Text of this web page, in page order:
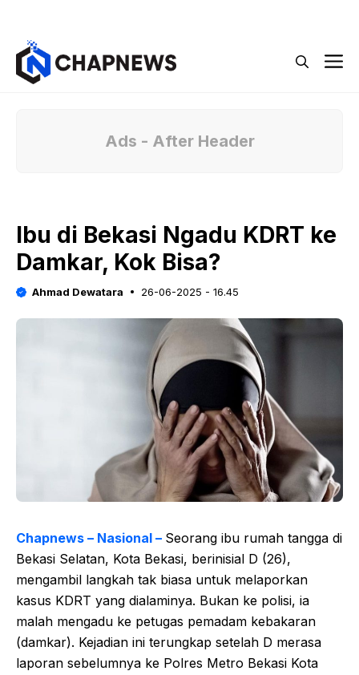
Ads - After Header
Ibu di Bekasi Ngadu KDRT ke
Damkar, Kok Bisa?
Ahmad Dewatara 26-06-2025 - 16.45
Chapnews – Nasional – Seorang ibu rumah tangga di
Bekasi Selatan, Kota Bekasi, berinisial D (26),
mengambil langkah tak biasa untuk melaporkan
kasus KDRT yang dialaminya. Bukan ke polisi, ia
malah mengadu ke petugas pemadam kebakaran
(damkar). Kejadian ini terungkap setelah D merasa
laporan sebelumnya ke Polres Metro Bekasi Kota